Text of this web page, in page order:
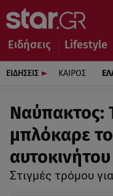
Ειδήσεις Lifestyle
ΕΙΔΗΣΕΙΣ ΚΑΙΡΟΣ
Ναύπακτος:
μπλόκαρε το
αυτοκινήτου
Στιγμές τρόμου